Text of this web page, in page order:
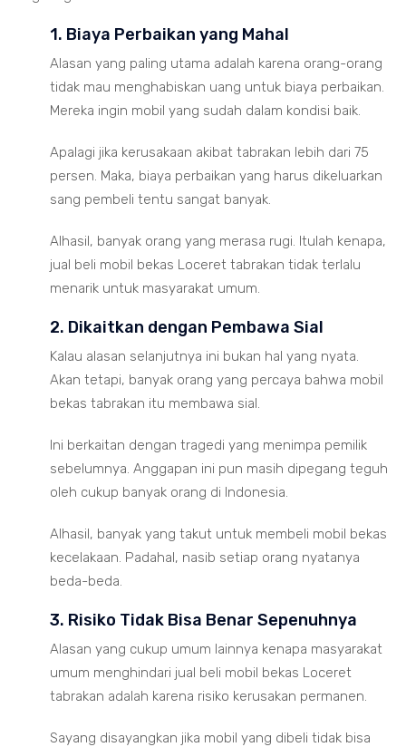
1. Biaya Perbaikan yang Mahal
Alasan yang paling utama adalah karena orang-orang
tidak mau menghabiskan uang untuk biaya perbaikan.
Mereka ingin mobil yang sudah dalam kondisi baik.
Apalagi jika kerusakaan akibat tabrakan lebih dari 75
persen. Maka, biaya perbaikan yang harus dikeluarkan
sang pembeli tentu sangat banyak.
Alhasil, banyak orang yang merasa rugi. Itulah kenapa,
jual beli mobil bekas Loceret tabrakan tidak terlalu
menarik untuk masyarakat umum.
2. Dikaitkan dengan Pembawa Sial
Kalau alasan selanjutnya ini bukan hal yang nyata.
Akan tetapi, banyak orang yang percaya bahwa mobil
bekas tabrakan itu membawa sial.
Ini berkaitan dengan tragedi yang menimpa pemilik
sebelumnya. Anggapan ini pun masih dipegang teguh
oleh cukup banyak orang di Indonesia.
Alhasil, banyak yang takut untuk membeli mobil bekas
kecelakaan. Padahal, nasib setiap orang nyatanya
beda-beda.
3. Risiko Tidak Bisa Benar Sepenuhnya
Alasan yang cukup umum lainnya kenapa masyarakat
umum menghindari jual beli mobil bekas Loceret
tabrakan adalah karena risiko kerusakan permanen.
Sayang disayangkan jika mobil yang dibeli tidak bisa